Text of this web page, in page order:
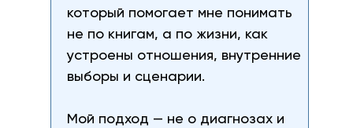
который помогает мне понимать
не по книгам, а по жизни, как
устроены отношения, внутренние
выборы и сценарии.
Мой подход — не о диагнозах и